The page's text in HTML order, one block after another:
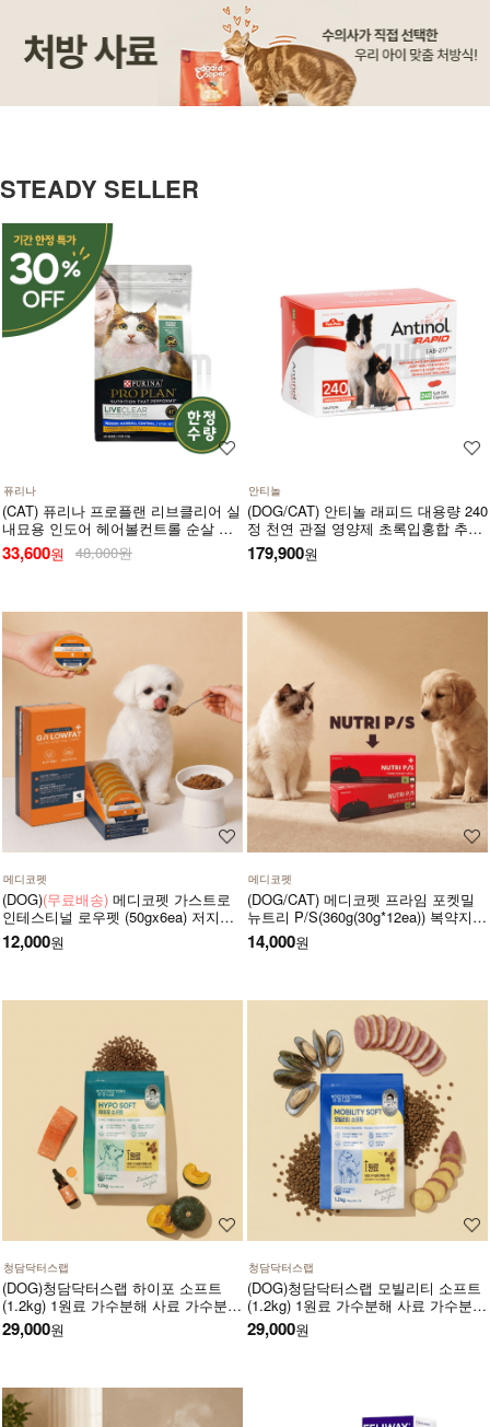
STEADY SELLER
퓨리나
(CAT) 퓨리나 프로플랜 리브클리어 실
내묘용 인도어 헤어볼컨트롤 순살 닭
고기 (고양이 알레르기 감소식단)
(1.5kg) (유통기한27년3월)
33,600원 48,000원
안티놀
(DOG/CAT) 안티놀 래피드 대용량 240
정 천연 관절 영양제 초록입홍합 추출
오일
179,900원
메디코펫
(DOG)(무료배송) 메디코펫 가스트로
인테스티널 로우펫 (50gx6ea) 저지방
저단백 췌장염 고지혈증에 도움 주는
처방 습식 캔 보조식
12,000원
메디코펫
(DOG/CAT) 메디코펫 프라임 포켓밀
뉴트리 P/S(360g(30g*12ea)) 복약지도
에 도움주는 가수분해 오리 처방캔
14,000원
청담닥터스랩
(DOG)청담닥터스랩 하이포 소프트
(1.2kg) 1원료 가수분해 사료 가수분해
연어 피부와 피모건강에 도움 장건강
긴장완화 부드러운식감
29,000원
청담닥터스랩
(DOG)청담닥터스랩 모빌리티 소프트
(1.2kg) 1원료 가수분해 사료 가수분해
오리 관절건강 장건강 긴장완화 부드
러운식감
29,000원